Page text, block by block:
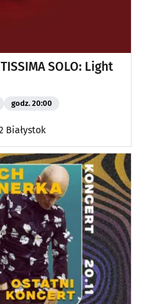
SOLO: Light
godz. 20:00
Białystok